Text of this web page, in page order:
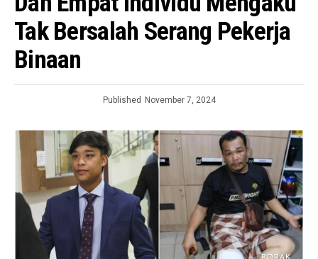
Tak Bersalah Serang Pekerja
Binaan
Published November 7, 2024